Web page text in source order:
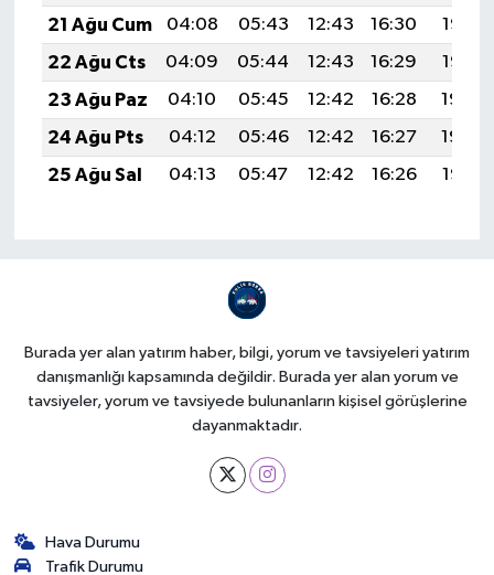
21 Ağu Cum
04:08 05:43 12:43 16:30
19:33
22 Ağu Cts
04:09 05:44 12:43 16:29
19:32
23 Ağu Paz
04:10 05:45 12:42 16:28
19:30
24 Ağu Pts
04:12 05:46 12:42 16:27
19:29
25 Ağu Sal
04:13 05:47 12:42 16:26 19:27
Burada yer alan yatırım haber, bilgi, yorum ve tavsiyeleri yatırım
danışmanlığı kapsamında değildir. Burada yer alan yorum ve
tavsiyeler, yorum ve tavsiyede bulunanların kişisel görüşlerine
dayanmaktadır.
Hava Durumu
Trafik Durumu